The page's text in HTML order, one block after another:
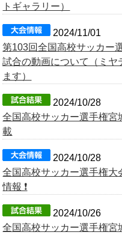
トギャラリー）
2024/11/01
第103回全国高校サッカ
試合の動画について（ミ
ます）
2024/10/28
全国高校サッカー選手権宮
載
2024/10/28
全国高校サッカー選手権
情報 ❗️
2024/10/26
全国高校サッカー選手権宮